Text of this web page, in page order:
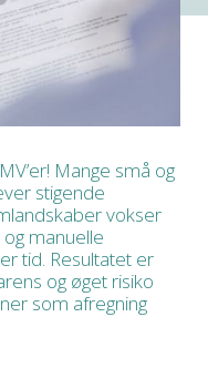
Mange små og
stigende
vokser
manuelle
tid. Resultatet er
og øget risiko
som afregning